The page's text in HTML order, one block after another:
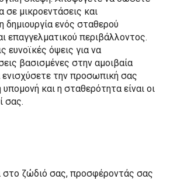
σε μικροεντάσεις και
δημιουργία ενός σταθερού
επαγγελματικού περιβάλλοντος.
ευνοϊκές όψεις για να
βασισμένες στην αμοιβαία
ενισχύσετε την προσωπική σας
και η σταθερότητα είναι οι
σας.
στο ζώδιό σας, προσφέροντάς σας